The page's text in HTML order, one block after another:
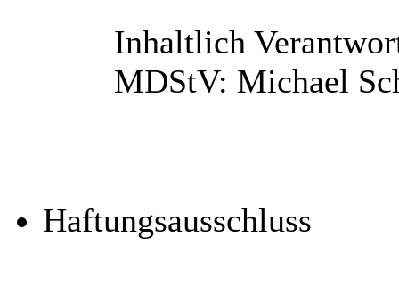
Inhaltlich
MDStV: Michael
Haftungsausschluss